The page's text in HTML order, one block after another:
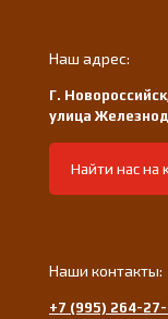
Наш адрес:
Г.
улица
Найти нас на
Наши контакты:
+7 (995) 264-